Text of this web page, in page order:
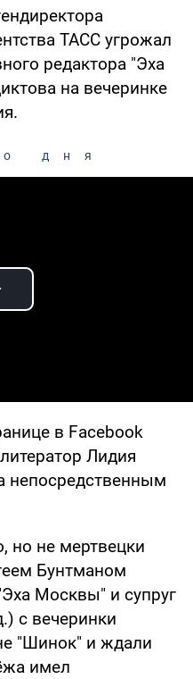
ТАСС угрожал
редактора "Эха
на вечеринке
дня
Video
в Facebook
Лидия
непосредственным
но не мертвецки
Бунтманом
Москвы" и супруг
с вечеринки
"Шинок" и ждали
имел